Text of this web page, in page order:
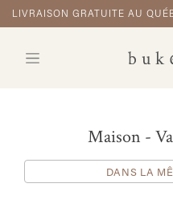
LIVRAISON GRATUITE AU
Maison -
DANS LA